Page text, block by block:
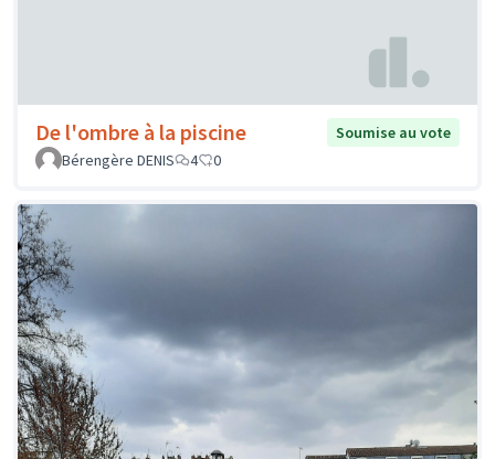
De l'ombre à la piscine
Soumise au vote
Bérengère DENIS
4 0